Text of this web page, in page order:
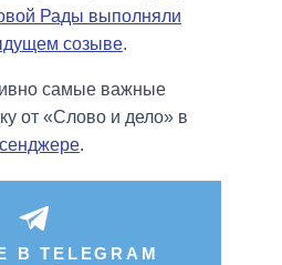
Рады выполняли
созыве.
самые важные
от «Слово и дело» в
.
В TELEGRAM